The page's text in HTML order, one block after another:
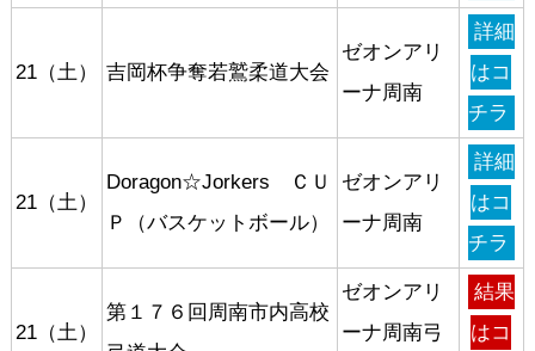
21（土） 吉岡杯争奪若鷲柔道大会
ゼオンアリ
ーナ周南
詳細
はコ
チラ
21（土）
Doragon☆Jorkers ＣＵ
Ｐ（バスケットボール）
ゼオンアリ
ーナ周南
詳細
はコ
チラ
21（土）
第１７６回周南市内高校
ゼオンアリ
ーナ周南弓
結果
はコ